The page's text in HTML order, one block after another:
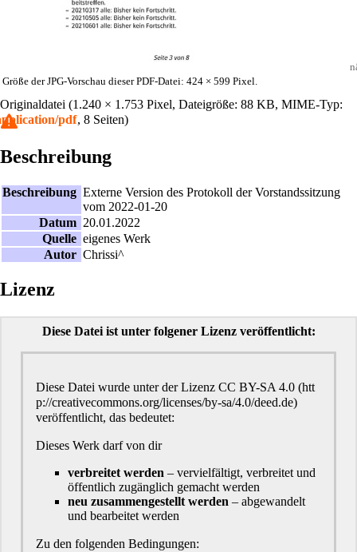
Größe der JPG-Vorschau dieser PDF-Datei: 424 × 599 Pixel
Originaldatei (1.240 × 1.753 Pixel, Dateigröße: 88 KB, MIME-Typ:
pdf, 8 Seiten)
Beschreibung
Beschreibung Externe Version des Protokoll der Vorstandssitzung
vom 2022-01-20
Datum 20.01.2022
Quelle eigenes Werk
Autor Chrissi^
Lizenz
Diese Datei ist unter folgener Lizenz veröffentlicht:
Diese Datei wurde unter der Lizenz CC BY-SA 4.0
veröffentlicht, das bedeutet:
Dieses Werk darf von dir
verbreitet werden – vervielfältigt, verbreitet und
öffentlich zugänglich gemacht werden
neu zusammengestellt werden – abgewandelt
und bearbeitet werden
Zu den folgenden Bedingungen: